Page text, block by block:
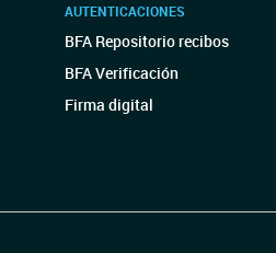
AUTENTICACIONES
BFA Repositorio recibos
BFA Verificación
Firma digital